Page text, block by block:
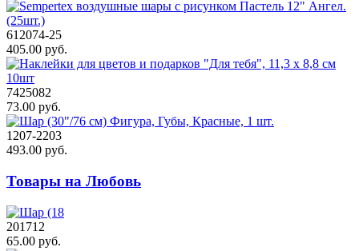
612074-25
405.00 руб.
7425082
73.00 руб.
1207-2203
493.00 руб.
Товары на Любовь
201712
65.00 руб.